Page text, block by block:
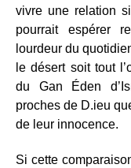
vivre une relation
pourrait espérer
lourdeur du
le désert soit tout
du Gan Éden
proches de D.ieu
de leur innocence.
Si cette